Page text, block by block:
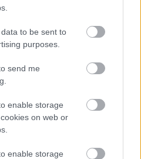
to be sent to
purposes.
send me
enable storage
on web or
enable storage
ΦΟΡΕΑΣ/
ΥΠΗΡΕΣΙΑ